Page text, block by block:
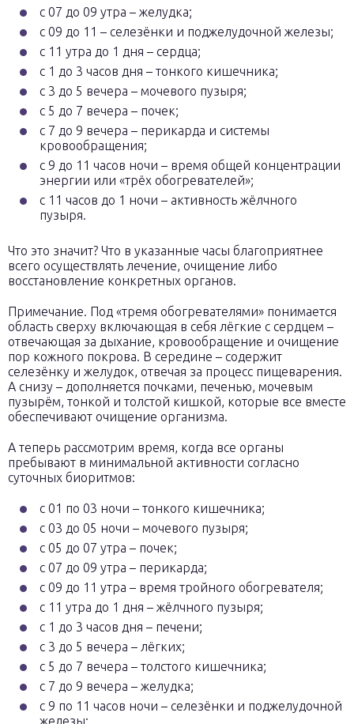
с 07 до 09 утра – желудка;
с 09 до 11 – селезёнки и поджелудочной железы;
с 11 утра до 1 дня – сердца;
с 1 до 3 часов дня – тонкого кишечника;
с 3 до 5 вечера – мочевого пузыря;
с 5 до 7 вечера – почек;
с 7 до 9 вечера – перикарда и системы
кровообращения;
с 9 до 11 часов ночи – время общей концентрации
энергии или «трёх обогревателей»;
с 11 часов до 1 ночи – активность жёлчного
пузыря.
Что это значит? Что в указанные часы благоприятнее
всего осуществлять лечение, очищение либо
восстановление конкретных органов.
Примечание. Под «тремя обогревателями» понимается
область сверху включающая в себя лёгкие с сердцем –
отвечающая за дыхание, кровообращение и очищение
пор кожного покрова. В середине – содержит
селезёнку и желудок, отвечая за процесс пищеварения.
А снизу – дополняется почками, печенью, мочевым
пузырём, тонкой и толстой кишкой, которые все вместе
обеспечивают очищение организма.
А теперь рассмотрим время, когда все органы
пребывают в минимальной активности согласно
суточных биоритмов:
с 01 по 03 ночи – тонкого кишечника;
с 03 до 05 ночи – мочевого пузыря;
с 05 до 07 утра – почек;
с 07 до 09 утра – перикарда;
с 09 до 11 утра – время тройного обогревателя;
с 11 утра до 1 дня – жёлчного пузыря;
с 1 до 3 часов дня – печени;
с 3 до 5 вечера – лёгких;
с 5 до 7 вечера – толстого кишечника;
с 7 до 9 вечера – желудка;
с 9 по 11 часов ночи – селезёнки и поджелудочной
железы;